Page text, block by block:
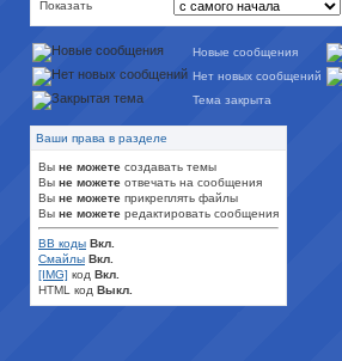
Показать
Новые сообщения
Нет новых сообщений
Тема закрыта
Ваши права в разделе
Вы не можете создавать темы
Вы не можете отвечать на сообщения
Вы не можете прикреплять файлы
Вы не можете редактировать сообщения
BB коды Вкл.
Смайлы Вкл.
[IMG] код Вкл.
HTML код Выкл.